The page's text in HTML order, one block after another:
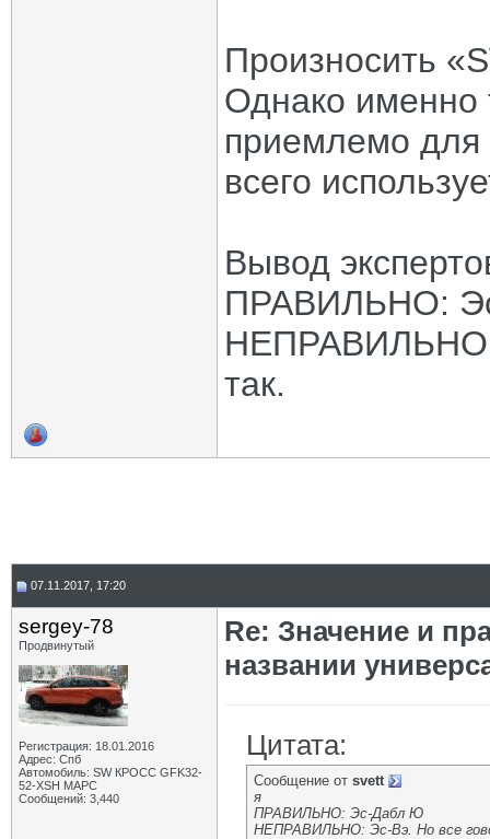
Произносить
Однако именно
приемлемо для
всего
Вывод
ПРАВИЛЬНО:
НЕПРАВИЛЬНО:
так.
07.11.2017, 17:20
sergey-78
Продвинутый
Регистрация: 18.01.2016
Адрес: Спб
Автомобиль: SW КРОСС GFK32-
52-XSH МАРС
Сообщений: 3,440
Re: Значение и
названии
Цитата:
Сообщение от svett
я
ПРАВИЛЬНО: Эс-Дабл Ю
НЕПРАВИЛЬНО: Эс-Вэ. Но все